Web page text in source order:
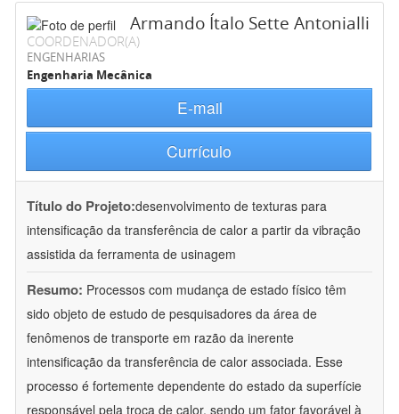
Armando Ítalo Sette Antonialli
COORDENADOR(A)
ENGENHARIAS
Engenharia Mecânica
E-mail
Currículo
Título do Projeto:desenvolvimento de texturas para
intensificação da transferência de calor a partir da vibração
assistida da ferramenta de usinagem
Resumo: Processos com mudança de estado físico têm
sido objeto de estudo de pesquisadores da área de
fenômenos de transporte em razão da inerente
intensificação da transferência de calor associada. Esse
processo é fortemente dependente do estado da superfície
responsável pela troca de calor, sendo um fator favorável à